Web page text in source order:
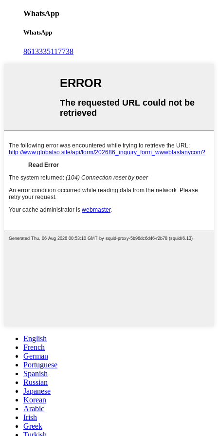
WhatsApp
WhatsApp
8613335117738
English
French
German
Portuguese
Spanish
Russian
Japanese
Korean
Arabic
Irish
Greek